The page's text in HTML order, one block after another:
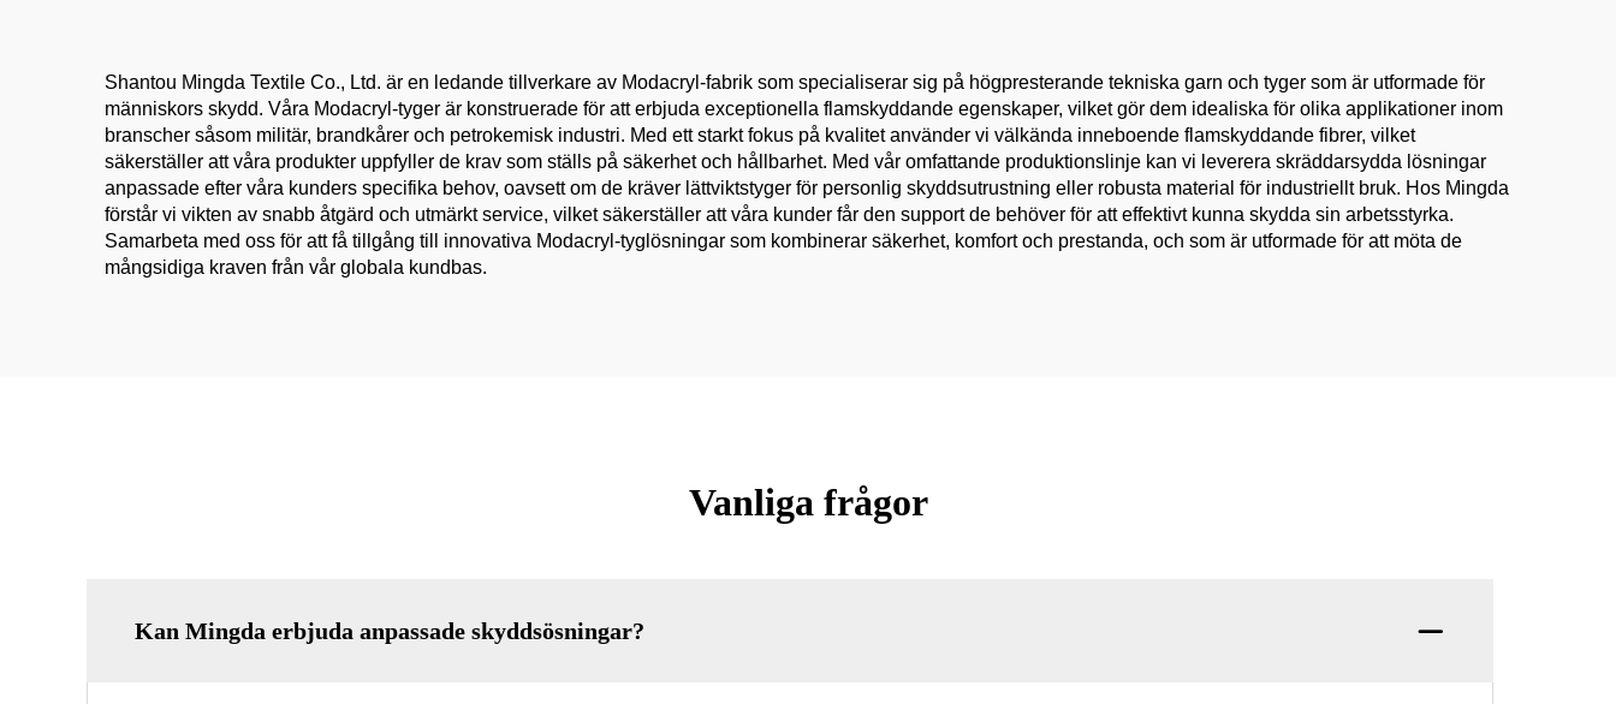
Shantou Mingda Textile Co., Ltd. är en ledande tillverkare av Modacryl-fabrik som specialiserar sig på högpresterande tekniska garn och tyger som är utformade för
människors skydd. Våra Modacryl-tyger är konstruerade för att erbjuda exceptionella flamskyddande egenskaper, vilket gör dem idealiska för olika applikationer inom
branscher såsom militär, brandkårer och petrokemisk industri. Med ett starkt fokus på kvalitet använder vi välkända inneboende flamskyddande fibrer, vilket
säkerställer att våra produkter uppfyller de krav som ställs på säkerhet och hållbarhet. Med vår omfattande produktionslinje kan vi leverera skräddarsydda lösningar
anpassade efter våra kunders specifika behov, oavsett om de kräver lättviktstyger för personlig skyddsutrustning eller robusta material för industriellt bruk. Hos Mingda
förstår vi vikten av snabb åtgärd och utmärkt service, vilket säkerställer att våra kunder får den support de behöver för att effektivt kunna skydda sin arbetsstyrka.
Samarbeta med oss för att få tillgång till innovativa Modacryl-tyglösningar som kombinerar säkerhet, komfort och prestanda, och som är utformade för att möta de
mångsidiga kraven från vår globala kundbas.
Vanliga frågor
Kan Mingda erbjuda anpassade skyddsösningar?